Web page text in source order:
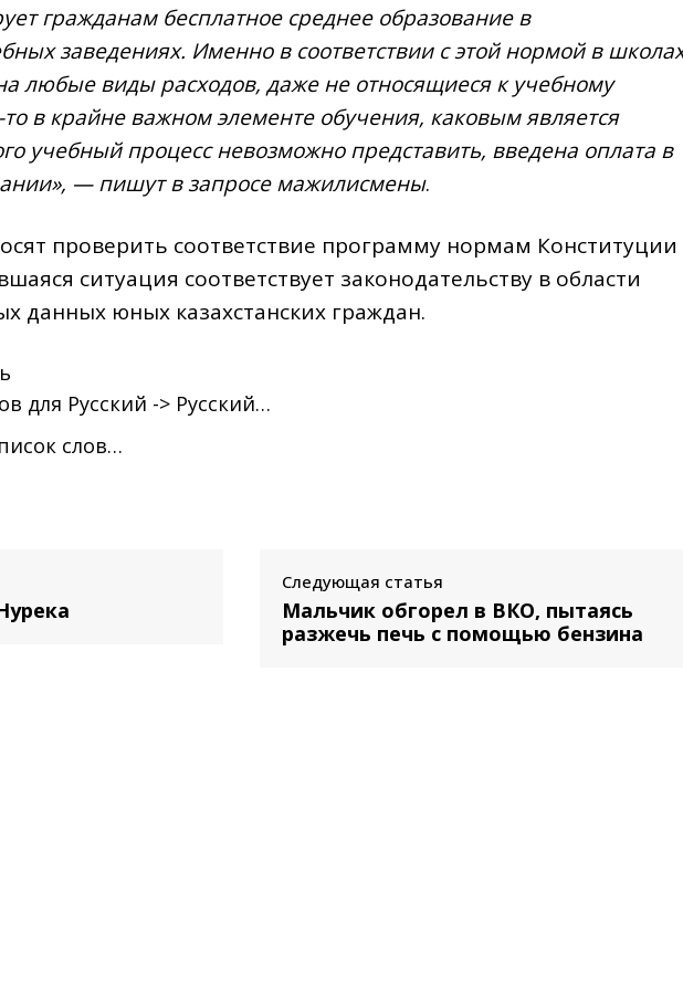
гражданам бесплатное среднее образование в
заведениях. Именно в соответствии с этой нормой в
любые виды расходов, даже не относящиеся к учебному
в крайне важном элементе обучения, каковым является
учебный процесс невозможно представить, введена оплата в
— пишут в запросе мажилисмены.
проверить соответствие программу нормам Конституции
ситуация соответствует законодательству в области
данных юных казахстанских граждан.
для Русский -> Русский…
слов…
Следующая статья
Мальчик обгорел в ВКО, пытаясь
разжечь печь с помощью бензина